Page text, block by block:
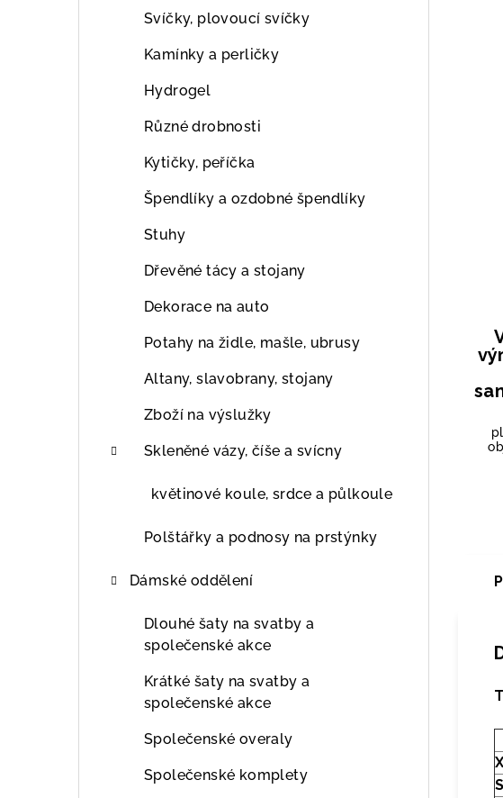
Svíčky, plovoucí svíčky
Kamínky a perličky
Hydrogel
Různé drobnosti
Kytičky, peříčka
Špendlíky a ozdobné špendlíky
Stuhy
Dřevěné tácy a stojany
Dekorace na auto
Potahy na židle, mašle, ubrusy
Altany, slavobrany, stojany
Zboží na výslužky
Skleněné vázy, číše a svícny
květinové koule, srdce a půlkoule
Polštářky a podnosy na prstýnky
Dámské oddělení
Dlouhé šaty na svatby a
společenské akce
Krátké šaty na svatby a
společenské akce
Společenské overaly
Společenské komplety